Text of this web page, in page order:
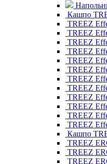
Кашпо
TREEZ
TREEZ
TREEZ
TREEZ
TREEZ
TREEZ
TREEZ
TREEZ
TREEZ
TREEZ
TREEZ
TREEZ
Кашпо
TREEZ
TREEZ
TREEZ